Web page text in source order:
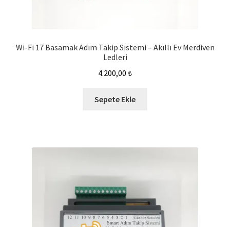
Wi-Fi 17 Basamak Adım Takip Sistemi – Akıllı Ev Merdiven
Ledleri
4.200,00 ₺
Sepete Ekle